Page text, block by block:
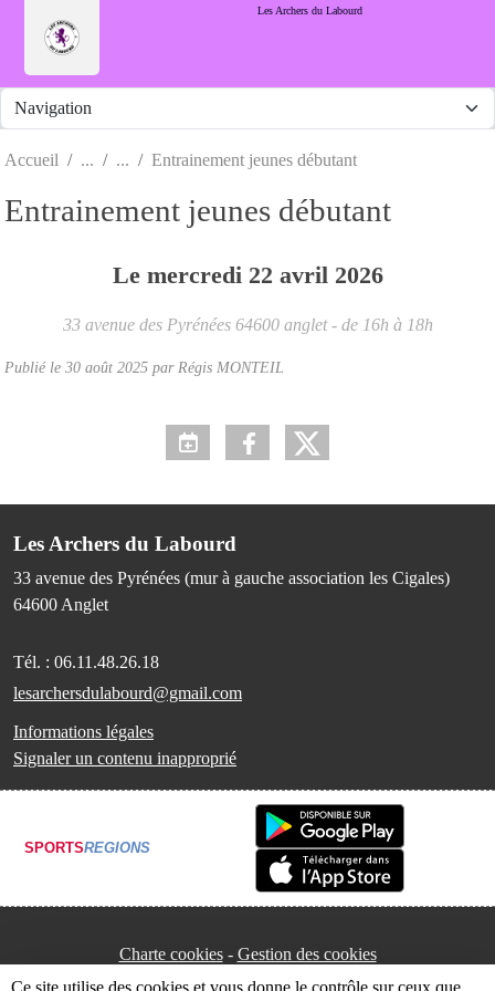
Les Archers du Labourd
Accueil Entrainement jeunes débutant
Entrainement jeunes débutant
Le mercredi 22 avril 2026
33 avenue des Pyrénées 64600 anglet - de 16h à 18h
Publié le 30 août 2025 par Régis MONTEIL
Les Archers du Labourd
33 avenue des Pyrénées (mur à gauche association les Cigales)
64600 Anglet
Tél. : 06.11.48.26.18
lesarchersdulabourd@gmail.com
Informations légales
Signaler un contenu inapproprié
SPORTSREGIONS
Charte cookies Gestion des cookies
Ce site utilise des cookies et vous donne le contrôle sur ceux que